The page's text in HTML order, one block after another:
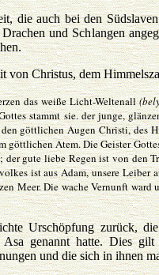
die auch bei den
und Schlangen
von Christus, dem
das weiße Licht-Weltenall
stammt sie. der junge,
göttlichen Augen Christi, des
Atem. Die Geister
gute liebe Regen ist von den
ist aus Adam, unsere Leiber
Meer. Die wache Vernunft ward
Urschöpfung zurück,
Asa genannt hatte. Dies
und die sich in ihnen